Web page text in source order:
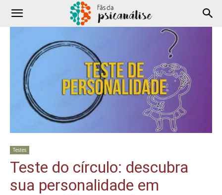
Testes
Teste do círculo: descubra
sua personalidade em